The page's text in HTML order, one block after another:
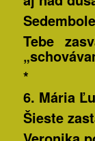
Tebe
*
6. Mária
Šieste